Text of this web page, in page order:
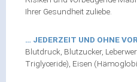
Ihrer Gesundheit zuliebe.
… JEDERZEIT UND OHNE
Blutdruck, Blutzucker,
Triglyceride), Eisen